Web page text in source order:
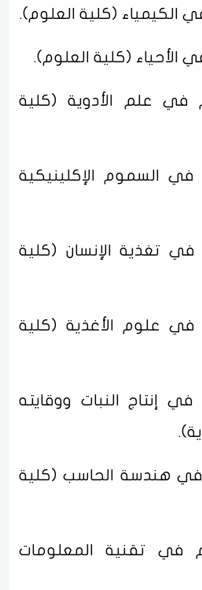
الكيمياء (كلية العلوم).
الأحياء (كلية العلوم).
في علم الأدوية (كلية
في السموم الإكلينيكية
تغذية الإنسان (كلية
في علوم الأغذية (كلية
إنتاج النبات ووقايته
في هندسة الحاسب (كلية
في تقنية المعلومات